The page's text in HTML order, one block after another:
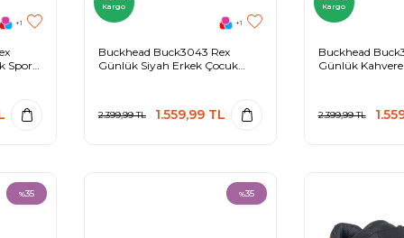
+1
Spor
Kargo
+1
Buckhead Buck3043 Rex
Günlük Siyah Erkek Çocuk
2.399,99TL 1.559,99TL
Kargo
Buckhead
Günlük
2.399,99TL
%35 %35